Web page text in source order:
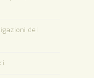
del